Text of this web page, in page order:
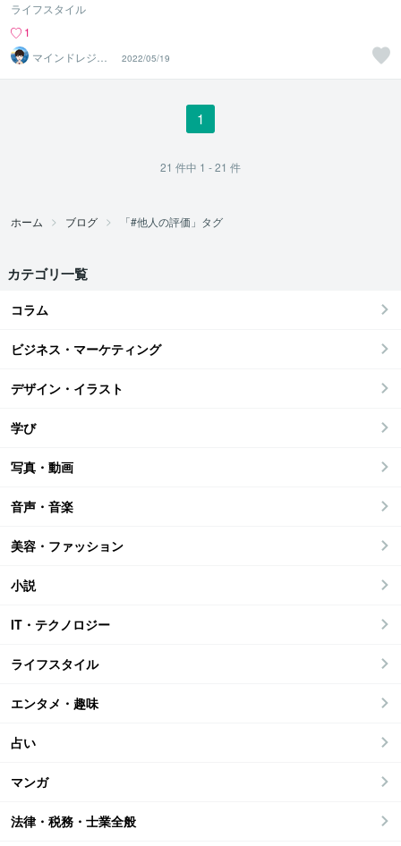
ライフスタイル
1
マインドレジリ
エンス
2022/05/19
1
21 件中 1 - 21 件
ホーム ブログ 「#他人の評価」タグ
カテゴリ一覧
コラム
ビジネス・マーケティング
デザイン・イラスト
学び
写真・動画
音声・音楽
美容・ファッション
小説
IT・テクノロジー
ライフスタイル
エンタメ・趣味
占い
マンガ
法律・税務・士業全般